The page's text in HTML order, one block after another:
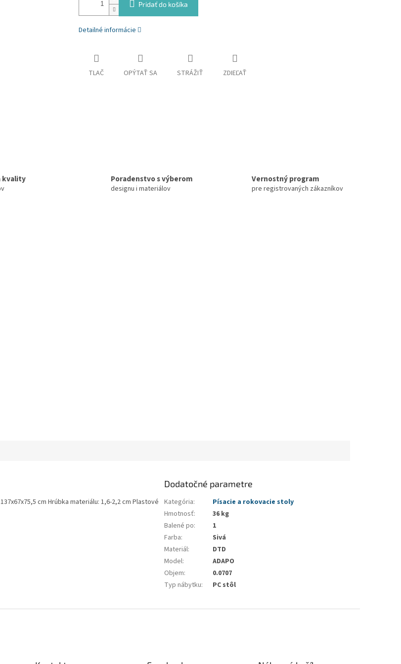
Pridať do košíka
Detailné informácie
TLAČ OPÝTAŤ SA STRÁŽIŤ ZDIEĽAŤ
kvality Poradenstvo s výberom
designu i materiálov
Vernostný program
pre registrovaných zákazníkov
cm Hrúbka materiálu: 1,6-2,2 cm Plastové
Dodatočné parametre
Kategória:
Písacie a rokovacie stoly
Hmotnosť:
36 kg
Balené po:
1
Farba:
Sivá
Materiál:
DTD
Model:
ADAPO
Objem:
0.0707
Typ nábytku: PC stôl